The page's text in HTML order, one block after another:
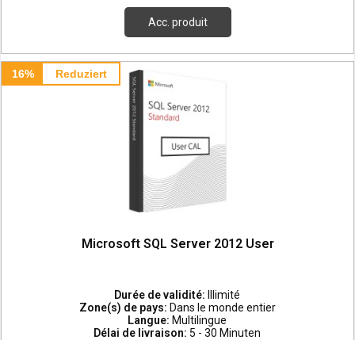
Acc. produit
16% Reduziert
Microsoft SQL Server 2012 User
Durée de validité:
Illimité
Zone(s) de pays: Dans le monde entier
Langue: Multilingue
Délai de livraison: 5 - 30 Minuten